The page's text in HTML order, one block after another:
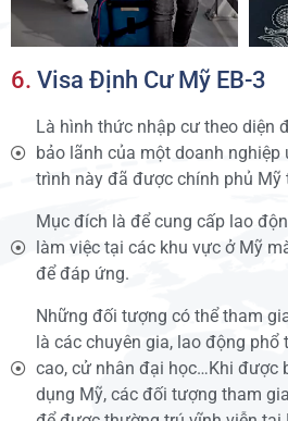
6. Visa Định Cư Mỹ EB-3
Là hình thức nhập cư theo diện
bảo lãnh của một doanh nghiệp
trình này đã được chính phủ Mỹ
Mục đích là để cung cấp lao
làm việc tại các khu vực ở Mỹ
để đáp ứng.
Những đối tượng có thể tham
là các chuyên gia, lao động phổ
cao, cử nhân đại học…Khi được
dụng Mỹ, các đối tượng tham